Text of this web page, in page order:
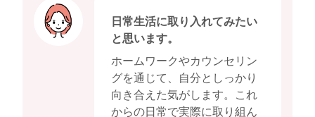
日常生活に取り入れてみたい
と思います。
ホームワークやカウンセリン
グを通じて、自分としっかり
向き合えた気がします。これ
からの日常で実際に取り組ん